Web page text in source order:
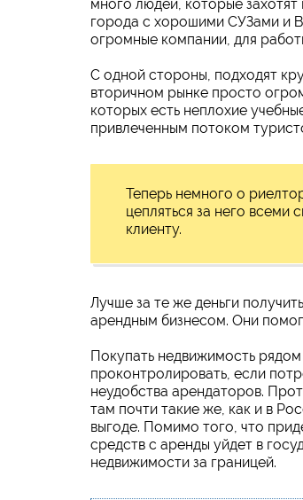
много людей, которые захотят
города с хорошими СУЗами и
огромные компании, для
С одной стороны, подходят
вторичном рынке просто
которых есть неплохие
привлеченным потоком
Теперь немного о
цепляться за него всеми
клиенту.
Лучше за те же деньги
арендным бизнесом. Они
Покупать недвижимость
проконтролировать, если
неудобства арендаторов.
там почти такие же, как и в
выгоде. Помимо того, что
средств с аренды уйдет в
недвижимости за границей.